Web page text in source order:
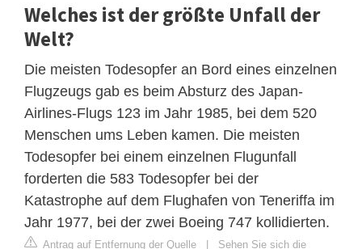
Welches ist der größte Unfall der
Welt?
Die meisten Todesopfer an Bord eines einzelnen
Flugzeugs gab es beim Absturz des Japan-
Airlines-Flugs 123 im Jahr 1985, bei dem 520
Menschen ums Leben kamen. Die meisten
Todesopfer bei einem einzelnen Flugunfall
forderten die 583 Todesopfer bei der
Katastrophe auf dem Flughafen von Teneriffa im
Jahr 1977, bei der zwei Boeing 747 kollidierten.
Antrag auf Entfernung der Quelle | Sehen Sie sich die